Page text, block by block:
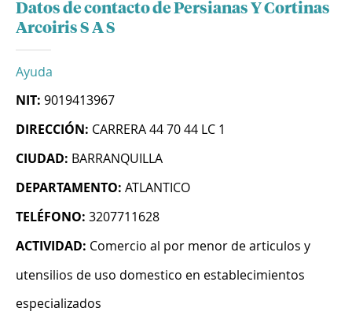
Datos de contacto de Persianas Y Cortinas
Arcoiris S A S
Ayuda
NIT: 9019413967
DIRECCIÓN: CARRERA 44 70 44 LC 1
CIUDAD: BARRANQUILLA
DEPARTAMENTO: ATLANTICO
TELÉFONO: 3207711628
ACTIVIDAD: Comercio al por menor de articulos y
utensilios de uso domestico en establecimientos
especializados